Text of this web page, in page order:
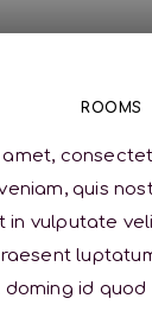
ROOMS
quis
in vulputate
id